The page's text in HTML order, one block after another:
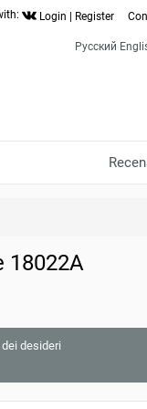
Login Register
Русский
18022A
desideri